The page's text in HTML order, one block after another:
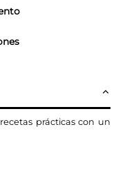
prácticas con un